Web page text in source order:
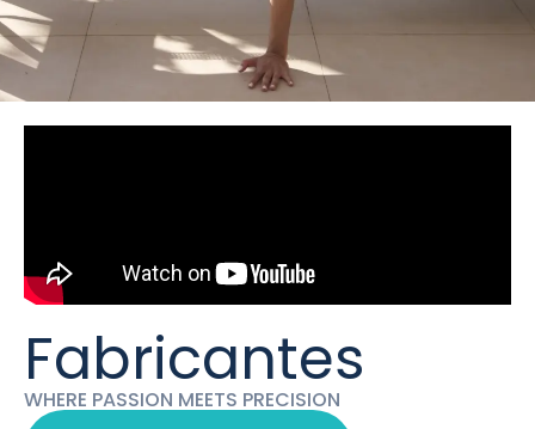
Fabricantes
WHERE PASSION MEETS PRECISION